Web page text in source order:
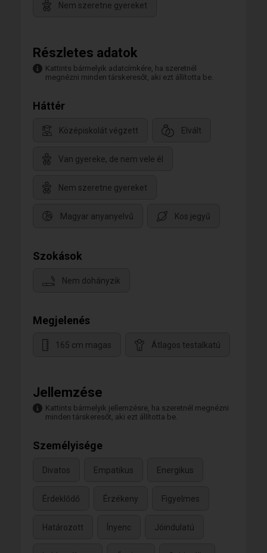
Nem szeretne gyereket
Részletes adatok
Kattints bármelyik adatcímkére, ha szeretnél
megnézni minden társkeresőt, aki ezt állította be.
Háttér
Középiskolát végzett Elvált
Van gyereke, de nem vele él
Nem szeretne gyereket
Magyar anyanyelvű Kos jegyű
Szokások
Nem dohányzik
Megjelenés
165 cm magas Átlagos testalkatú
Jellemzése
Kattints bármelyik jellemzésre, ha szeretnél megnézni
minden társkeresőt, aki ezt állította be.
Személyisége
Divatos Empatikus Energikus
Érdeklődő Érzékeny Figyelmes
Határozott Ínyenc Jóindulatú